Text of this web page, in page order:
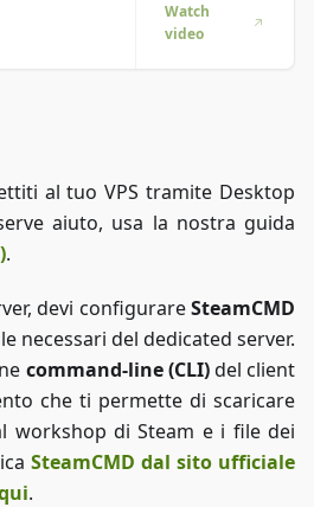
cose in
azione? Ci
preferisca
imparare nel
possibile!
Watch
video
al tuo VPS tramite Desktop
aiuto, usa la nostra guida
.
devi configurareSteamCMD
necessari del dedicated server.
command-line (CLI)del client
che ti permette di scaricare
workshop di Steam e i file dei
SteamCMD dal sito ufficiale
.